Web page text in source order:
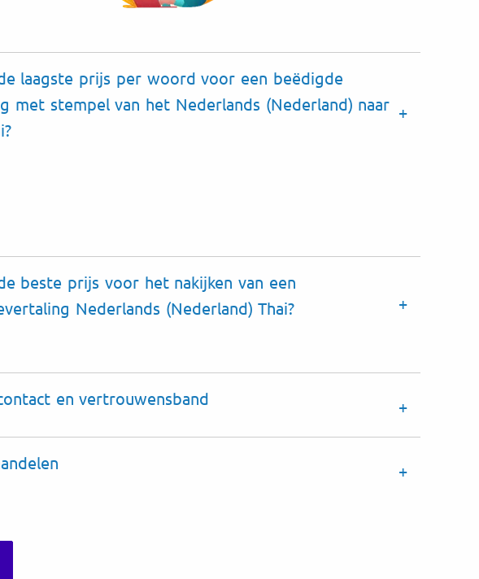
laagste prijs per woord voor een beëdigde
met stempel van het Nederlands (Nederland) naar
beste prijs voor het nakijken van een
Nederlands (Nederland) Thai?
en vertrouwensband